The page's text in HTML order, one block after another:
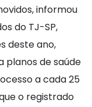
informou
do TJ-SP,
deste ano,
planos de saúde
a cada 25
o registrado